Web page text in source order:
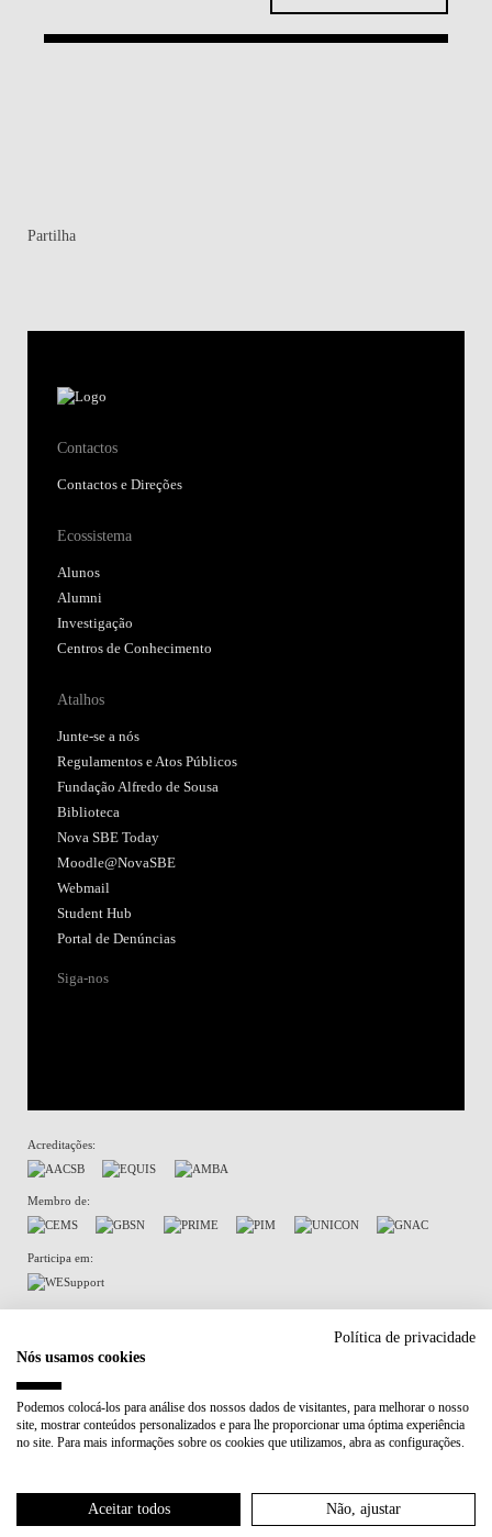
Partilha
Contactos
Contactos e Direções
Ecossistema
Alunos
Alumni
Investigação
Centros de Conhecimento
Atalhos
Junte-se a nós
Regulamentos e Atos Públicos
Fundação Alfredo de Sousa
Biblioteca
Nova SBE Today
Moodle@NovaSBE
Webmail
Student Hub
Portal de Denúncias
Siga-nos
Acreditações:
Membro de:
Participa em:
Plano de Recuperação e Resiliência (PRR)
Política de privacidade
Nós usamos cookies
Podemos colocá-los para análise dos nossos dados de visitantes, para melhorar o nosso
site, mostrar conteúdos personalizados e para lhe proporcionar uma óptima experiência
no site. Para mais informações sobre os cookies que utilizamos, abra as configurações.
Aceitar todos Não, ajustar